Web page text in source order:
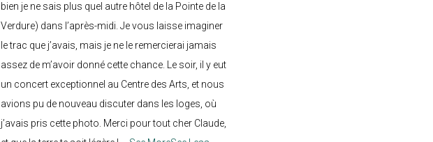
bien je ne sais plus quel autre hôtel de la Pointe de la
Verdure) dans l’après-midi. Je vous laisse imaginer
le trac que j’avais, mais je ne le remercierai jamais
assez de m’avoir donné cette chance. Le soir, il y eut
un concert exceptionnel au Centre des Arts, et nous
avions pu de nouveau discuter dans les loges, où
j’avais pris cette photo. Merci pour tout cher Claude,